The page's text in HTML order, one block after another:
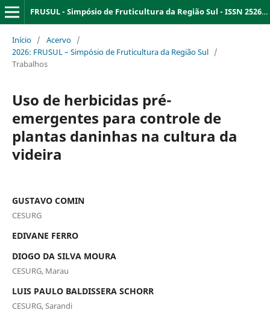
FRUSUL - Simpósio de Fruticultura da Região Sul - ISSN 2526-9909
Início / Acervo /
2026: FRUSUL – Simpósio de Fruticultura da Região Sul /
Trabalhos
Uso de herbicidas pré-
emergentes para controle de
plantas daninhas na cultura da
videira
GUSTAVO COMIN
CESURG
EDIVANE FERRO
DIOGO DA SILVA MOURA
CESURG, Marau
LUIS PAULO BALDISSERA SCHORR
CESURG, Sarandi